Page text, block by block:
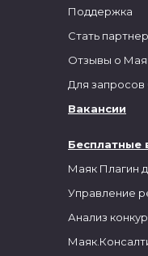
Бесплатные
Маяк Плагин
Управление
Анализ
Поддержка
Стать
Отзывы о
Для
Вакансии